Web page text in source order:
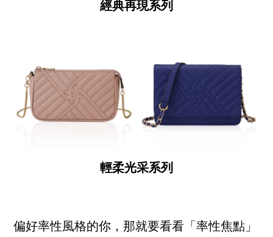
經典再現系列
輕柔光采系列
偏好率性風格的你，那就要看看「率性焦點」